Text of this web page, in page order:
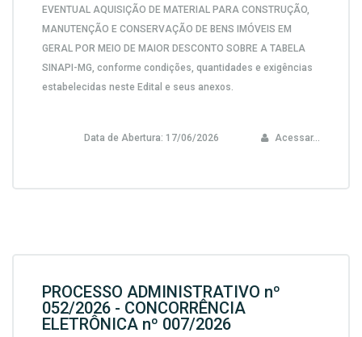
EVENTUAL AQUISIÇÃO DE MATERIAL PARA CONSTRUÇÃO,
MANUTENÇÃO E CONSERVAÇÃO DE BENS IMÓVEIS EM
GERAL POR MEIO DE MAIOR DESCONTO SOBRE A TABELA
SINAPI-MG, conforme condições, quantidades e exigências
estabelecidas neste Edital e seus anexos.
Data de Abertura: 17/06/2026 Acessar...
PROCESSO ADMINISTRATIVO nº
052/2026 - CONCORRÊNCIA
ELETRÔNICA nº 007/2026